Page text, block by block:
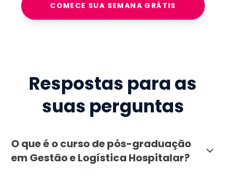
COMECE SUA SEMANA GRÁTIS
Respostas para as
suas perguntas
O que é o curso de pós-graduação
em Gestão e Logística Hospitalar?